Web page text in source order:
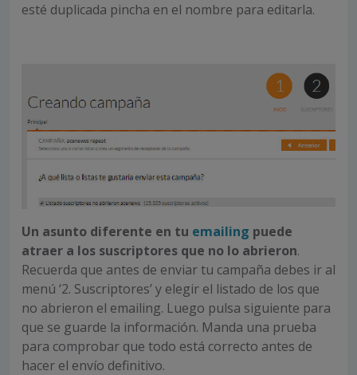
esté duplicada pincha en el nombre para editarla.
Un asunto diferente en tu emailing puede
atraer a los suscriptores que no lo abrieron.
Recuerda que antes de enviar tu campaña debes ir al
menú ‘2. Suscriptores’ y elegir el listado de los que
no abrieron el emailing. Luego pulsa siguiente para
que se guarde la información. Manda una prueba
para comprobar que todo está correcto antes de
hacer el envío definitivo.